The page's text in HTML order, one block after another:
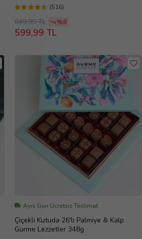
(516)
649,99 TL %8
599,99 TL
Aynı Gün Ücretsiz Teslimat
Çiçekli Kutuda 26'lı Palmiye & Kalp
Gurme Lezzetler 348g